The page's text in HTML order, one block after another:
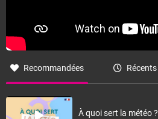
Recommandées Récents
À quoi sert la météo ?